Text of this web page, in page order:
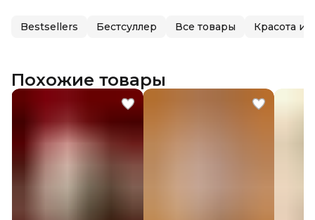
Bestsellers Бестсуллер Все товары Красота и
Похожие товары